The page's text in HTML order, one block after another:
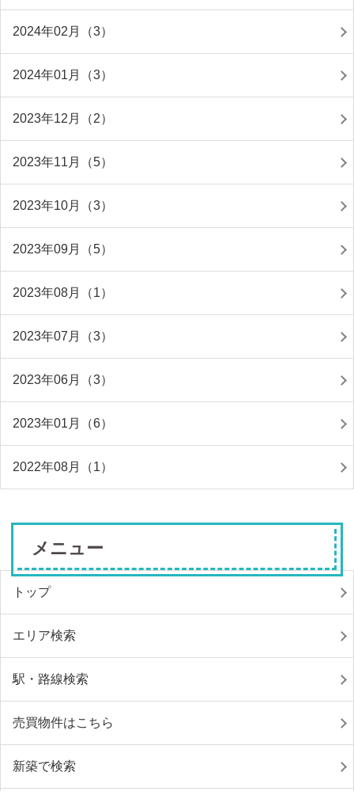
2024年02月（3）
2024年01月（3）
2023年12月（2）
2023年11月（5）
2023年10月（3）
2023年09月（5）
2023年08月（1）
2023年07月（3）
2023年06月（3）
2023年01月（6）
2022年08月（1）
メニュー
トップ
エリア検索
駅・路線検索
売買物件はこちら
新築で検索